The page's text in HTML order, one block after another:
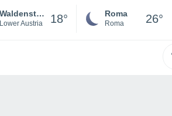
Waldenstein
Lower Austria 18° Roma
Roma 26°